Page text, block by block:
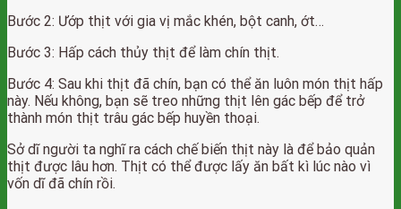
Bước 2: Ướp thịt với gia vị mắc khén, bột canh, ớt…
Bước 3: Hấp cách thủy thịt để làm chín thịt.
Bước 4: Sau khi thịt đã chín, bạn có thể ăn luôn món thịt hấp
này. Nếu không, bạn sẽ treo những thịt lên gác bếp để trở
thành món thịt trâu gác bếp huyền thoại.
Sở dĩ người ta nghĩ ra cách chế biến thịt này là để bảo quản
thịt được lâu hơn. Thịt có thể được lấy ăn bất kì lúc nào vì
vốn dĩ đã chín rồi.